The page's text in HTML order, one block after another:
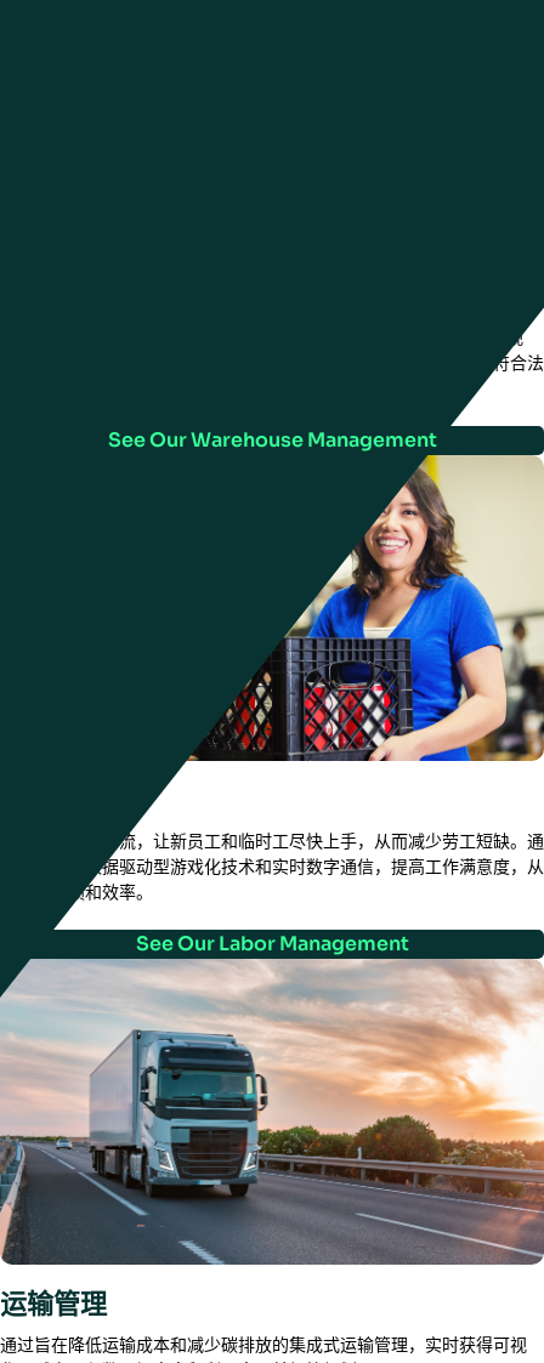
曼哈特的 WMS 为配送经理提供跨每个设施的每个层面的实时数据可视
化，使您能够扩大规模以满足新的需求，并确保安全性和可追溯性符合法
See Our Warehouse Management
通过直观的工作流，让新员工和临时工尽快上手，从而减少劳工短缺。通
过集成式、数据驱动型游戏化技术和实时数字通信，提高工作满意度，从
而提高业绩和效率。
See Our Labor Management
运输管理
通过旨在降低运输成本和减少碳排放的集成式运输管理，实时获得可视